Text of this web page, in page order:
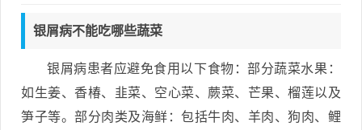
银屑病不能吃哪些蔬菜
银屑病患者应避免食用以下食物：部分蔬菜水果：
如生姜、香椿、韭菜、空心菜、蕨菜、芒果、榴莲以及
笋子等。部分肉类及海鲜：包括牛肉、羊肉、狗肉、鲤